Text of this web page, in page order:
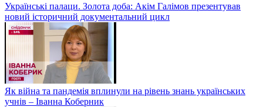
Українські палаци. Золота доба: Акім Галімов презентував
новий історичний документальний цикл
Як війна та пандемія вплинули на рівень знань українських
учнів – Іванна Коберник